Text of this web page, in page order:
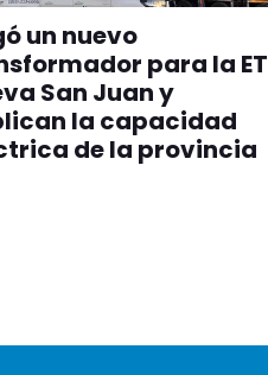
un nuevo
para la ET
San Juan y
la capacidad
de la provincia